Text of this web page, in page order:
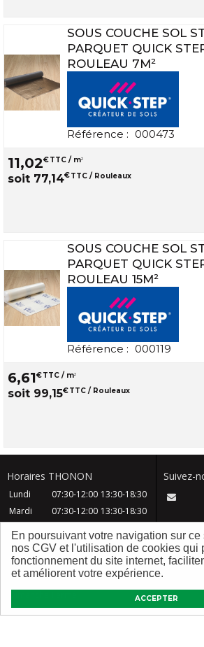
ACCEPTER
En poursuivant votre navigation sur
nos CGV et l'utilisation de cookies qui
fonctionnement du site internet,
et améliorent votre expérience.
SOUS COUCHE SOL
PARQUET QUICK
ROULEAU 7M²
Référence : 000473
11,02€TTC / m2
soit 77,14€TTC / Rouleaux
SOUS COUCHE SOL
PARQUET QUICK
ROULEAU 15M²
Référence : 000119
6,61€TTC / m2
soit 99,15€TTC / Rouleaux
Horaires THONON
Lundi 07:30-12:00 13:30-18:30
Mardi
07:30-12:00 13:30-18:30
Mercredi
07:30-12:00
13:30-18:30
Jeudi
07:30-12:00 13:30-18:30
Vendredi 07:30-12:00 13:30-18:30
Samedi
08:30-12:30
Suivez-